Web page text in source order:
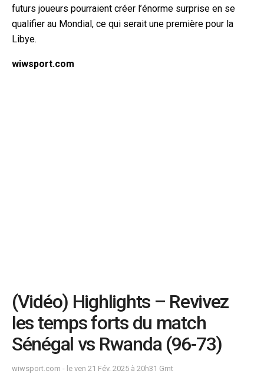
futurs joueurs pourraient créer l’énorme surprise en se
qualifier au Mondial, ce qui serait une première pour la
Libye.
wiwsport.com
(Vidéo) Highlights – Revivez
les temps forts du match
Sénégal vs Rwanda (96-73)
wiwsport.com - le ven 21 Fév. 2025 à 20h31 Gmt